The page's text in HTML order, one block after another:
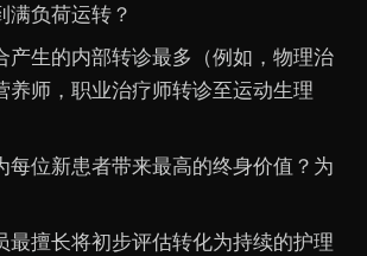
满负荷运转？
产生的内部转诊最多（例如，物理治
养师，职业治疗师转诊至运动生理
每位新患者带来最高的终身价值？为
最擅长将初步评估转化为持续的护理